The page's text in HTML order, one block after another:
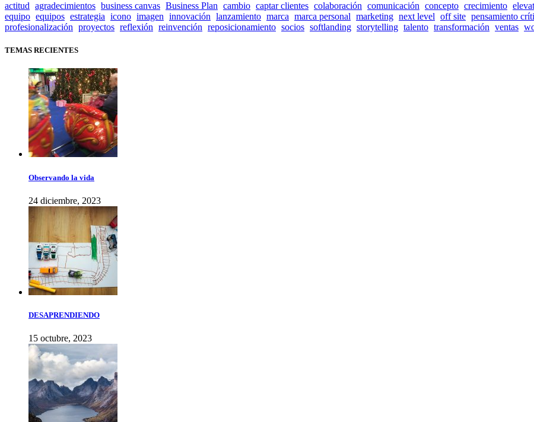
actitud agradecimientos business canvas Business Plan cambio captar clientes colaboración comunicación concepto crecimiento
equipo equipos estrategia icono imagen innovación lanzamiento marca marca personal marketing next level off site pensamiento
profesionalización proyectos reflexión reinvención reposicionamiento socios softlanding storytelling talento transformación ventas
TEMAS RECIENTES
Observando la vida
24 diciembre, 2023
DESAPRENDIENDO
15 octubre, 2023